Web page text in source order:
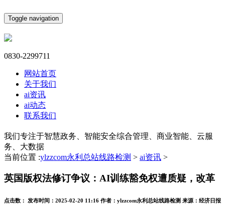
Toggle navigation
0830-2299711
网站首页
关于我们
ai资讯
ai动态
联系我们
我们专注于智慧政务、智能安全综合管理、商业智能、云服
务、大数据
当前位置 :ylzzcom永利总站线路检测 > ai资讯 >
英国版权法修订争议：AI训练豁免权遭质疑，改革
点击数： 发布时间： 2025-02-20 11:16 作者： ylzzcom永利总站线路检测 来源： 经济日报